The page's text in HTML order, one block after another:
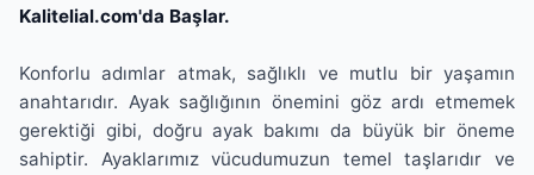
Kalitelial.com'da Başlar.
Konforlu adımlar atmak, sağlıklı ve mutlu bir yaşamın
anahtarıdır. Ayak sağlığının önemini göz ardı etmemek
gerektiği gibi, doğru ayak bakımı da büyük bir öneme
sahiptir. Ayaklarımız vücudumuzun temel taşlarıdır ve